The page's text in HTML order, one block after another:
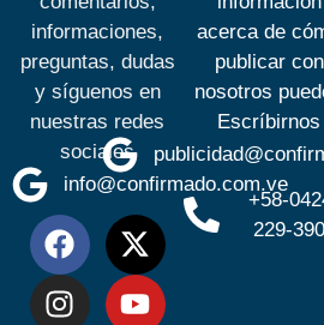
informaciones,
preguntas, dudas
y síguenos en
nuestras redes
sociales
info@confirmado.com.ve
acerca de
publicar con
nosotros
Escríbirnos
+58-
229-